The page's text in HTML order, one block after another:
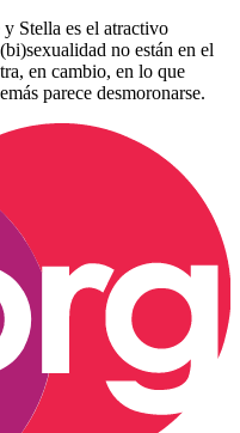
Stella es el atractivo
no están en el
en cambio, en lo que
parece desmoronarse.